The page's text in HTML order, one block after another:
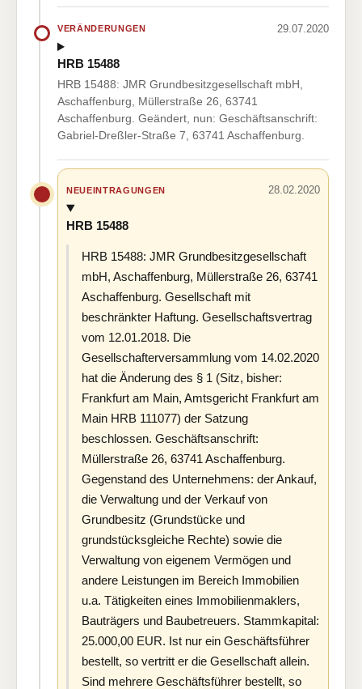
VERÄNDERUNGEN 29.07.2020
HRB 15488
HRB 15488: JMR Grundbesitzgesellschaft mbH,
Aschaffenburg, Müllerstraße 26, 63741
Aschaffenburg. Geändert, nun: Geschäftsanschrift:
Gabriel-Dreßler-Straße 7, 63741 Aschaffenburg.
NEUEINTRAGUNGEN 28.02.2020
HRB 15488
HRB 15488: JMR Grundbesitzgesellschaft
mbH, Aschaffenburg, Müllerstraße 26, 63741
Aschaffenburg. Gesellschaft mit
beschränkter Haftung. Gesellschaftsvertrag
vom 12.01.2018. Die
Gesellschafterversammlung vom 14.02.2020
hat die Änderung des § 1 (Sitz, bisher:
Frankfurt am Main, Amtsgericht Frankfurt am
Main HRB 111077) der Satzung
beschlossen. Geschäftsanschrift:
Müllerstraße 26, 63741 Aschaffenburg.
Gegenstand des Unternehmens: der Ankauf,
die Verwaltung und der Verkauf von
Grundbesitz (Grundstücke und
grundstücksgleiche Rechte) sowie die
Verwaltung von eigenem Vermögen und
andere Leistungen im Bereich Immobilien
u.a. Tätigkeiten eines Immobilienmaklers,
Bauträgers und Baubetreuers. Stammkapital:
25.000,00 EUR. Ist nur ein Geschäftsführer
bestellt, so vertritt er die Gesellschaft allein.
Sind mehrere Geschäftsführer bestellt, so